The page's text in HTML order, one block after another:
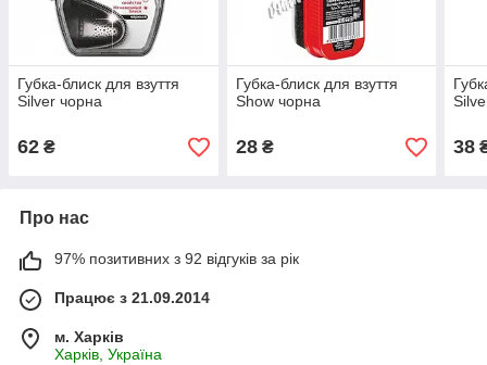
Губка-блиск для взуття
Silver чорна
62 ₴
Губка-блиск для взуття
Show чорна
28₴ 38
Про нас
97% позитивних з 92 відгуків за рік
Працює з 21.09.2014
м. Харків
Харків, Україна